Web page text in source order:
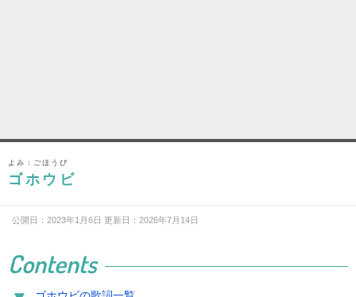
よみ：ごほうび
ゴホウビ
公開日：2023年1月6日 更新日：2026年7月14日
Contents